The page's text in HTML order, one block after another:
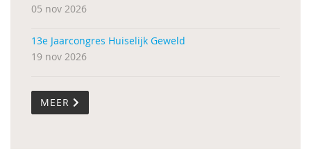
05 nov 2026
13e Jaarcongres Huiselijk Geweld
19 nov 2026
MEER